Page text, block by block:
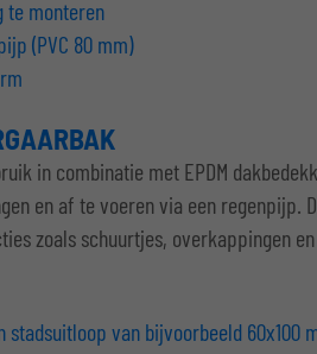
te monteren
(PVC 80 mm)
in combinatie met EPDM
en af te voeren via een regenpijp.
zoals schuurtjes, overkappingen en
stadsuitloop van bijvoorbeeld 60x100